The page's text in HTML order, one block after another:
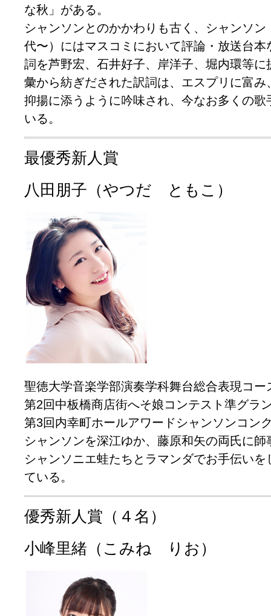
な秋」がある。
シャンソンとのかかわりも古く、シャンソ
代〜）にはマスコミにおいて評論・放送台
詞を芦野宏、石井好子、岸洋子、堀内環等
彙から紡ぎだされた訳詞は、エスプリに富
抑揚に添うように吟味され、今なお多くの
いる。
最優秀新人賞
八田朋子（やつだ ともこ）
聖徳大学音楽学部演奏学科舞台総合表現コー
第2回中板橋商店街へそ娘コンテスト準グラ
第3回内幸町ホールアワードシャンソンコン
シャンソンを深江ゆか、藤原和矢の両氏に師
シャンソニエ蛙たちとラマンダでお手伝い
ている。
優秀新人賞（４名）
小峰里緒（こみね りお）